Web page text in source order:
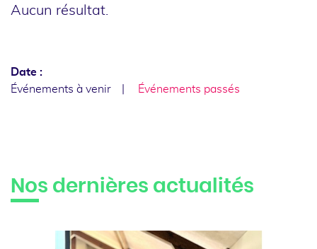
Aucun résultat.
Date :
Événements à venir
Événements passés
Nos dernières actualités